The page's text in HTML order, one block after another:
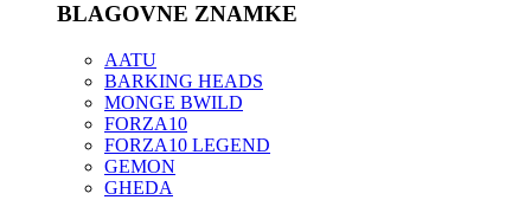
BLAGOVNE ZNAMKE
AATU
BARKING HEADS
MONGE BWILD
FORZA10
FORZA10 LEGEND
GEMON
GHEDA